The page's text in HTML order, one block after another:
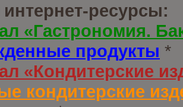
ресурсы:
«Гастрономия.
продукты *
«Кондитерские
кондитерские